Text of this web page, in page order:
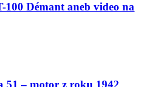
Démant aneb video na
51 – motor z roku 1942